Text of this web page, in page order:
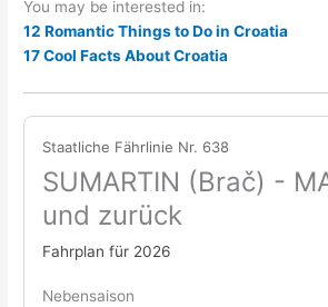
You may be interested in:
12 Romantic Things to Do in Croatia
17 Cool Facts About Croatia
Staatliche Fährlinie Nr. 638
SUMARTIN (Brač) -
und zurück
Fahrplan für 2026
Nebensaison